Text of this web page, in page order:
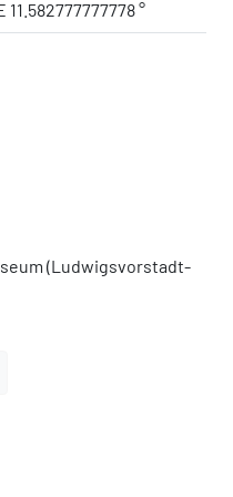
11.582777777778 °
(Ludwigsvorstadt-